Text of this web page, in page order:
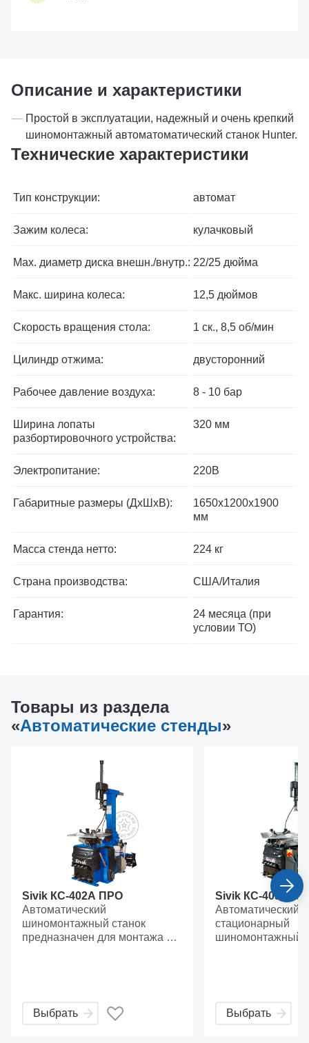
Описание и характеристики
Простой в эксплуатации, надежный и очень крепкий
шиномонтажный автоматоматический станок Hunter.
Технические характеристики
Тип конструкции: автомат
Зажим колеса: кулачковый
Max. диаметр диска внешн./внутр.: 22/25 дюйма
Макс. ширина колеса: 12,5 дюймов
Скорость вращения стола: 1 ск., 8,5 об/мин
Цилиндр отжима: двусторонний
Рабочее давление воздуха: 8 - 10 бар
Ширина лопаты
разбортировочного устройства:
320 мм
Электропитание: 220В
Габаритные размеры (ДхШхВ):
1650х1200х1900
мм
Масса стенда нетто: 224 кг
Страна производства: США/Италия
Гарантия:
24 месяца (при
условии ТО)
Товары из раздела
«Автоматические стенды»
Sivik КС-402А ПРО
Автоматический
шиномонтажный станок
предназначен для монтажа и
Двухскоростной стол (ручной
переключатель скорости
Выбрать
Sivik КС-403А
Автоматический
стационарный
шиномонтажный
для для
монтажа и
Выбрать